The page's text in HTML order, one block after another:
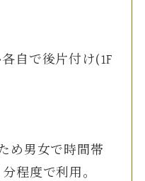
自で後片付け(1F
め男女で時間帯
程度で利用。